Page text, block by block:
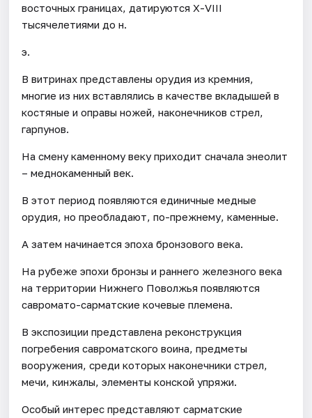
восточных границах, датируются Х-VIII
тысячелетиями до н.
э.
В витринах представлены орудия из кремния,
многие из них вставлялись в качестве вкладышей в
костяные и оправы ножей, наконечников стрел,
гарпунов.
На смену каменному веку приходит сначала энеолит
– меднокаменный век.
В этот период появляются единичные медные
орудия, но преобладают, по-прежнему, каменные.
А затем начинается эпоха бронзового века.
На рубеже эпохи бронзы и раннего железного века
на территории Нижнего Поволжья появляются
савромато-сарматские кочевые племена.
В экспозиции представлена реконструкция
погребения савроматского воина, предметы
вооружения, среди которых наконечники стрел,
мечи, кинжалы, элементы конской упряжи.
Особый интерес представляют сарматские